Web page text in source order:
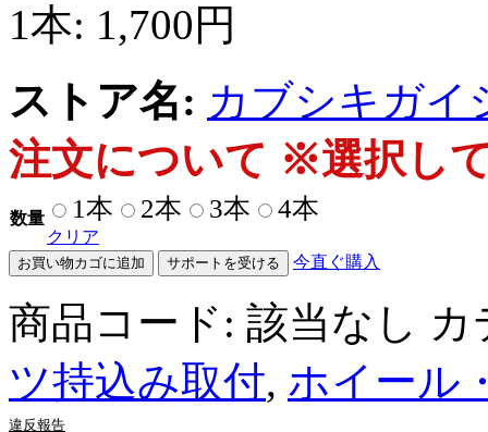
1本: 1,700円
ストア名: カブシキガイ
注文について ※選択し
数量 1本 2本 3本 4本
クリア
お買い物カゴに追加 サポートを受ける 今直ぐ購入
商品コード: 該当なし
ツ持込み取付, ホイール
違反報告